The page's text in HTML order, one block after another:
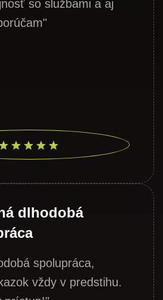
so službami a aj
dlhodobá
spolupráca,
vždy v predstihu.